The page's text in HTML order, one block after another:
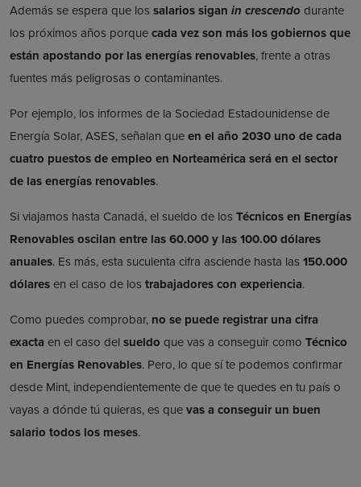
Además se espera que los salarios sigan in crescendo durante
los próximos años porquecada vez son más los gobiernos que
están apostando por las energías renovables, frente a otras
fuentes más peligrosas o contaminantes.
Por ejemplo, los informes de la Sociedad Estadounidense de
Energía Solar, ASES, señalan queen el año 2030 uno de cada
cuatro puestos de empleo en Norteamérica será en el sector
de las energías renovables.
Si viajamos hasta Canadá, el sueldo de los Técnicos en Energías
Renovablesoscilan entre las60.000 y las 100.00 dólares
anuales. Es más, esta suculenta cifra asciende hasta las 150.000
dólaresen el caso de los trabajadores con experiencia.
Como puedes comprobar, no se puede registrar una cifra
exacta en el caso delsueldo que vas a conseguir como Técnico
en Energías Renovables. Pero, lo que sí te podemos confirmar
desde Mint, independientemente de que te quedes en tu país o
vayas a dónde tú quieras, es quevas a conseguir un buen
salario todos los meses.